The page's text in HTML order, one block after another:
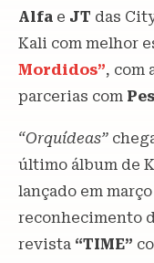
Alfa e JT das
Kali com melhor
Mordidos”, com
parcerias com
“Orquídeas”
último álbum de
lançado em
reconhecimento
revista “TIME”